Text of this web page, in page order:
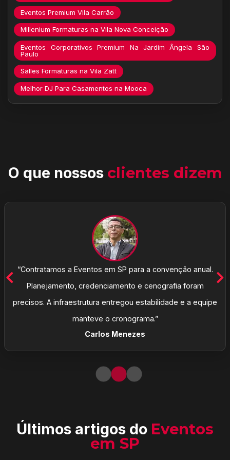
Eventos Premium Vila Carrão
Millenium Formaturas na Vila Nova Conceição
Eventos Corporativos Premium Na Jardim Ângela São
Paulo
Salles Formaturas na Vila Zatt
Melhor DJ Para Casamentos na Mooca
O que nossos clientes dizem
“Contratamos a Eventos em SP para a convenção anual.
Planejamento, credenciamento e cenografia foram
precisos. A infraestrutura entregou estabilidade e a equipe
manteve o cronograma.”
Carlos Menezes
Últimos artigos do Eventos
em SP